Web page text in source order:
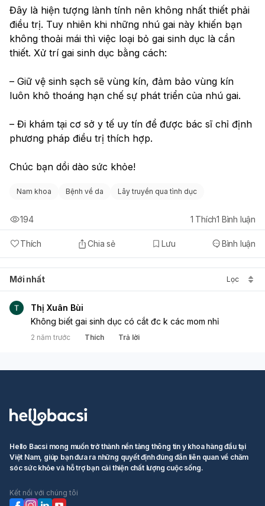
Đây là hiện tượng lành tính nên không nhất thiết phải
điều trị. Tuy nhiên khi những nhú gai này khiến bạn
không thoải mái thì việc loại bỏ gai sinh dục là cần
thiết. Xử trí gai sinh dục bằng cách:
– Giữ vệ sinh sạch sẽ vùng kín, đảm bảo vùng kín
luôn khô thoáng hạn chế sự phát triển của nhú gai.
– Đi khám tại cơ sở y tế uy tín để được bác sĩ chỉ định
phương pháp điều trị thích hợp.
Chúc bạn dồi dào sức khỏe!
Nam khoa Bệnh về da Lây truyền qua tình dục
Thích Chia sẻ Lưu Bình luận
194 1 Thích1 Bình luận
Mới nhất Lọc
Thị Xuân Bùi
Không biết gai sinh dục có cắt đc k các mom nhỉ
2 năm trước Thích Trả lời
Hello Bacsi mong muốn trở thành nền tảng thông tin y khoa hàng đầu tại
Việt Nam, giúp bạn đưa ra những quyết định đúng đắn liên quan về chăm
sóc sức khỏe và hỗ trợ bạn cải thiện chất lượng cuộc sống.
Kết nối với chúng tôi